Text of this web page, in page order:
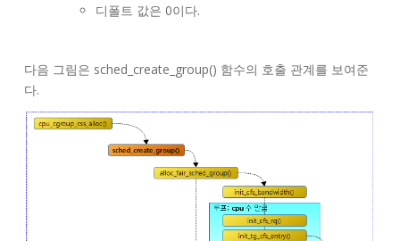
디폴트 값은 0이다.
다음 그림은 sched_create_group() 함수의 호출 관계를 보여준
다.